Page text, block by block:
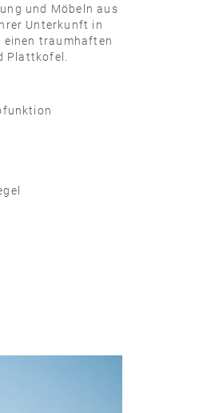
und Möbeln aus
Unterkunft in
einen traumhaften
Plattkofel.